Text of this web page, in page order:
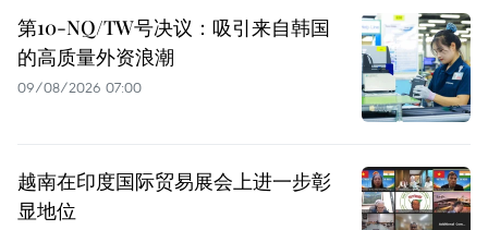
第10-NQ/TW号决议：吸引来自韩国
的高质量外资浪潮
09/08/2026 07:00
越南在印度国际贸易展会上进一步彰
显地位